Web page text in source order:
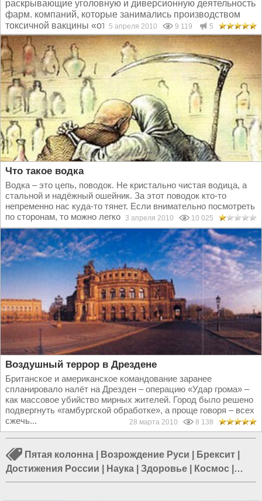
раскрывающие уголовную и диверсионную деятельность
фарм. компаний, которые занимались производством
токсичной вакцины «от» свиного гриппа...
5 апреля 2010 9 119 5
Что такое водка
Водка – это цепь, поводок. Не кристально чистая водица, а
стальной и надёжный ошейник. За этот поводок кто-то
непременно нас куда-то тянет. Если внимательно посмотреть
по сторонам, то можно легко понять, кто нас тянет и куда…...
3 апреля 2010 10 025
Воздушный террор в Дрездене
Британское и американское командование заранее
спланировало налёт на Дрезден – операцию «Удар грома» –
как массовое убийство мирных жителей. Город было решено
подвергнуть «гамбургской обработке», а проще говоря – всех
сжечь...
28 марта 2010 8 138
Пятая колонна Возрождение Руси Брексит
Достижения России
Наука Здоровье Космос
Информационная война|Санкции против России|